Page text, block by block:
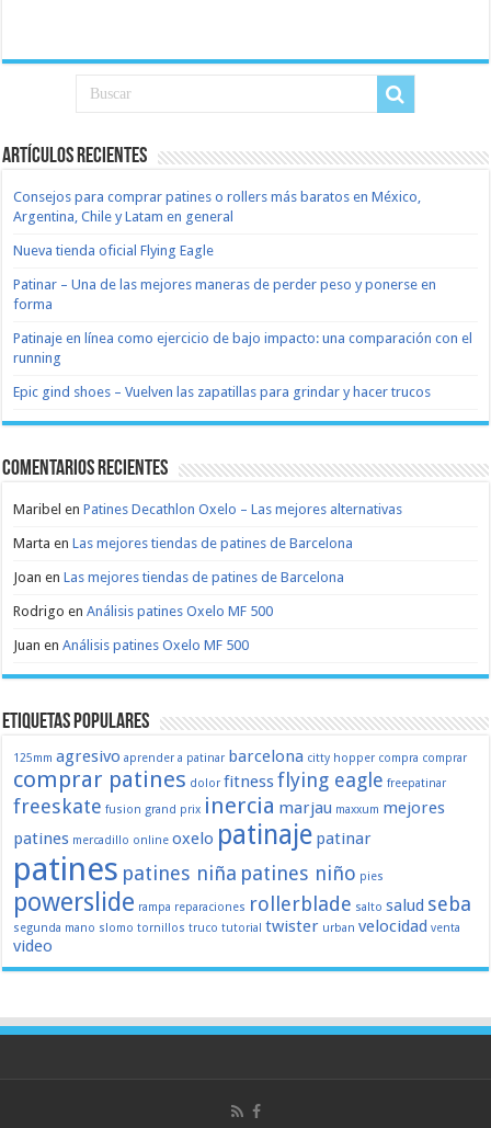
Artículos recientes
Consejos para comprar patines o rollers más baratos en México,
Argentina, Chile y Latam en general
Nueva tienda oficial Flying Eagle
Patinar – Una de las mejores maneras de perder peso y ponerse en
forma
Patinaje en línea como ejercicio de bajo impacto: una comparación con el
running
Epic gind shoes – Vuelven las zapatillas para grindar y hacer trucos
Comentarios recientes
Maribel enPatines Decathlon Oxelo – Las mejores alternativas
Marta enLas mejores tiendas de patines de Barcelona
Joan enLas mejores tiendas de patines de Barcelona
Rodrigo enAnálisis patines Oxelo MF 500
Juan enAnálisis patines Oxelo MF 500
Etiquetas populares
125mm agresivo aprender a patinar barcelona citty hopper compra comprar
comprar patines dolor fitnessflying eagle freepatinar
freeskate fusion grand prix inercia marjau maxxum mejores
patines mercadillo online oxelo patinaje patinar
patines patines niña patines niño pies
powerslide rampa reparaciones rollerblade salto salud seba
segunda mano slomo tornillos truco tutorial twister urban velocidad venta
video